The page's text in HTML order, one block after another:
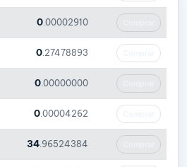
0 .00002910
0 .27478893
0 .00000000
0 .00004262
34 .96524384